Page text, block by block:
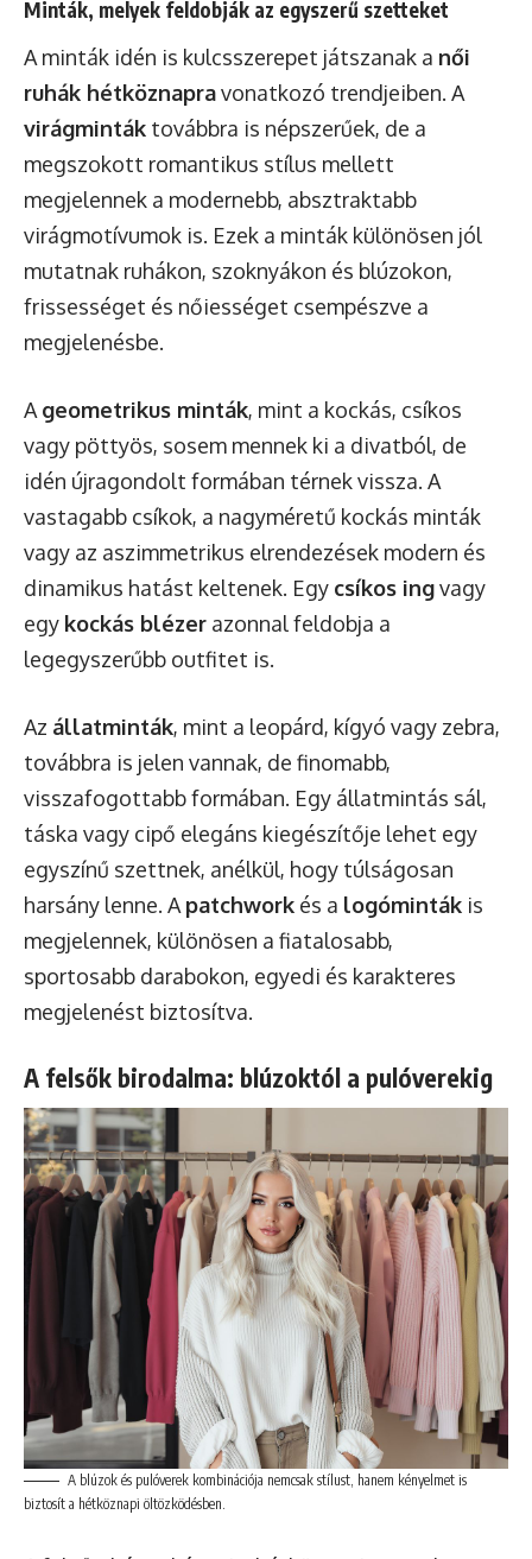
Minták, melyek feldobják az egyszerű szetteket
A minták idén is kulcsszerepet játszanak a női
ruhák hétköznapravonatkozó trendjeiben. A
virágminták továbbra is népszerűek, de a
megszokott romantikus stílus mellett
megjelennek a modernebb, absztraktabb
virágmotívumok is. Ezek a minták különösen jól
mutatnak ruhákon, szoknyákon és blúzokon,
frissességet és nőiességet csempészve a
megjelenésbe.
A geometrikus minták, mint a kockás, csíkos
vagy pöttyös, sosem mennek ki a divatból, de
idén újragondolt formában térnek vissza. A
vastagabb csíkok, a nagyméretű kockás minták
vagy az aszimmetrikus elrendezések modern és
dinamikus hatást keltenek. Egy csíkos ingvagy
egy kockás blézer azonnal feldobja a
legegyszerűbb outfitet is.
Az állatminták, mint a leopárd, kígyó vagy zebra,
továbbra is jelen vannak, de finomabb,
visszafogottabb formában. Egy állatmintás sál,
táska vagy cipő elegáns kiegészítője lehet egy
egyszínű szettnek, anélkül, hogy túlságosan
harsány lenne. A patchwork és a logóminták is
megjelennek, különösen a fiatalosabb,
sportosabb darabokon, egyedi és karakteres
megjelenést biztosítva.
A felsők birodalma: blúzoktól a pulóverekig
A blúzok és pulóverek kombinációja nemcsak stílust, hanem kényelmet is
biztosít a hétköznapi öltözködésben.